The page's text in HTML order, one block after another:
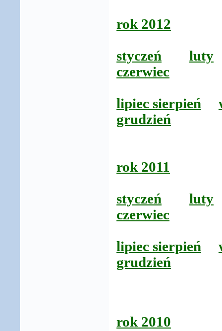
rok 2012
styczeń
luty
czerwiec
lipiec sierpień
grudzień
rok 2011
styczeń
luty
czerwiec
lipiec sierpień
grudzień
rok 2010